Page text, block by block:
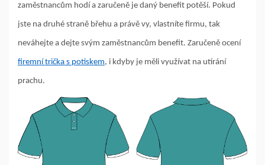
zaměstnancům hodí a zaručeně je daný benefit potěší. Pokud
jste na druhé straně břehu a právě vy, vlastníte firmu, tak
neváhejte a dejte svým zaměstnancům benefit. Zaručeně ocení
firemní trička s potiskem, i kdyby je měli využívat na utírání
prachu.